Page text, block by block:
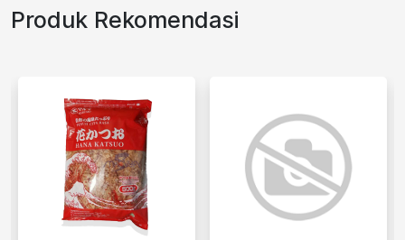
Produk Rekomendasi